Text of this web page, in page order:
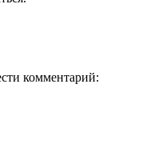
комментарий: